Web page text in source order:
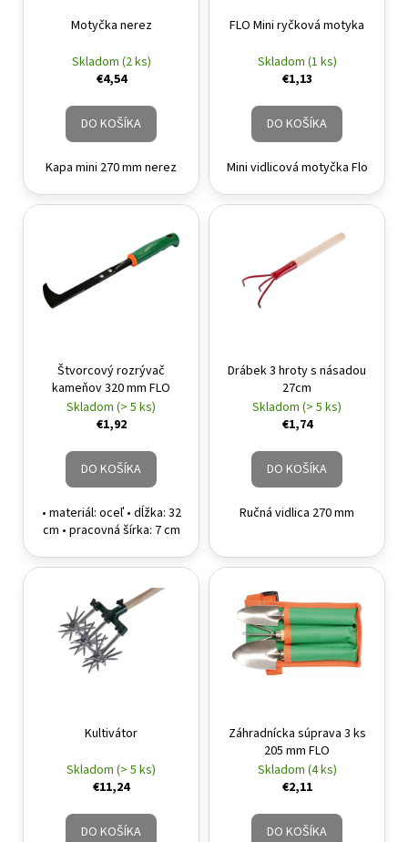
Motyčka nerez
Skladom (2 ks)
€4,54
DO KOŠÍKA
Kapa mini 270 mm nerez
FLO Mini ryčková motyka
Skladom (1 ks)
€1,13
DO KOŠÍKA
Mini vidlicová motyčka Flo
Štvorcový rozrývač
kameňov 320 mm FLO
Skladom (> 5 ks)
€1,92
DO KOŠÍKA
• materiál: oceľ • dĺžka: 32
cm • pracovná šírka: 7 cm
Drábek 3 hroty s násadou
27cm
Skladom (> 5 ks)
€1,74
DO KOŠÍKA
Ručná vidlica 270 mm
Kultivátor
Skladom (> 5 ks)
€11,24
DO KOŠÍKA
Záhradnícka súprava 3 ks
205 mm FLO
Skladom (4 ks)
€2,11
DO KOŠÍKA
HĽADAŤ